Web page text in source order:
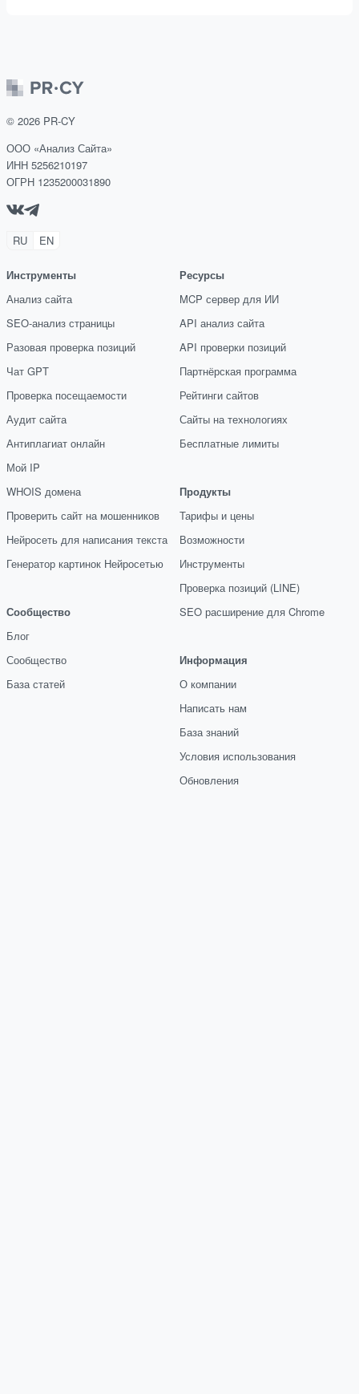
© 2026 PR-CY
ООО «Анализ Сайта»
ИНН 5256210197
ОГРН 1235200031890
RU EN
Инструменты
Анализ сайта
SEO-анализ страницы
Разовая проверка позиций
Чат GPT
Проверка посещаемости
Аудит сайта
Антиплагиат онлайн
Мой IP
WHOIS домена
Проверить сайт на мошенников
Нейросеть для написания текста
Генератор картинок Нейросетью
Сообщество
Блог
Сообщество
База статей
Ресурсы
MCP сервер для ИИ
API анализ сайта
API проверки позиций
Партнёрская программа
Рейтинги сайтов
Сайты на технологиях
Бесплатные лимиты
Продукты
Тарифы и цены
Возможности
Инструменты
Проверка позиций (LINE)
SEO расширение для Chrome
Информация
О компании
Написать нам
База знаний
Условия использования
Обновления